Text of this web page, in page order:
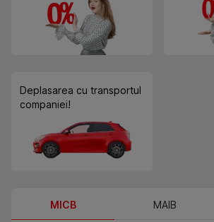
Deplasarea cu transportul
companiei!
MICB MAIB